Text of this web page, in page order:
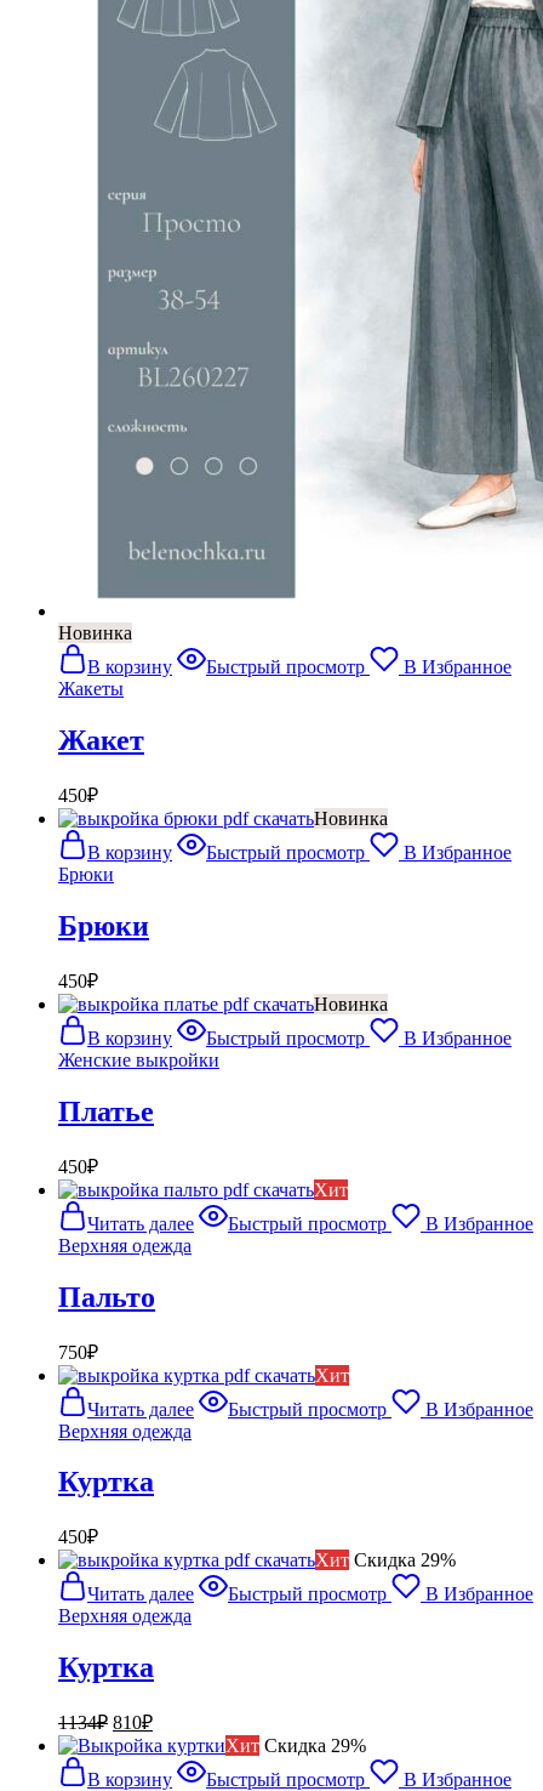
Новинка
В корзину
Быстрый просмотр
В Избранное
Жакеты
Жакет
450₽
Новинка
В корзину
Быстрый просмотр
В Избранное
Брюки
Брюки
450₽
Новинка
В корзину
Быстрый просмотр
В Избранное
Женские выкройки
Платье
450₽
Хит
Читать далее
Быстрый просмотр
В Избранное
Верхняя одежда
Пальто
750₽
Хит
Читать далее
Быстрый просмотр
В Избранное
Верхняя одежда
Куртка
450₽
Хит Cкидка 29%
Читать далее
Быстрый просмотр
В Избранное
Верхняя одежда
Куртка
1134₽ Первоначальная
цена
составляла
810₽Текущая
цена:
810₽.
Хит Cкидка 29%
В корзину
Быстрый просмотр В Избранное